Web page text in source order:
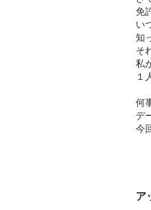
免
い
知
そ
私
１
何
デ
今
ア